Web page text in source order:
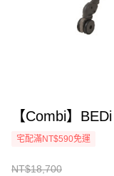
【Combi】
宅配滿NT$590免運
NT$18,700